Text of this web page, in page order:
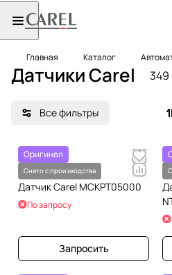
Главная Каталог
Датчики Carel 349
Все фильтры
Оригинал
Снято с производства
По запросу
Датчик Carel MCKPT05000
По запросу
Запросить